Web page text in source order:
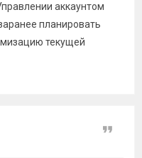
аккаунтом
планировать
текущей
Цитата